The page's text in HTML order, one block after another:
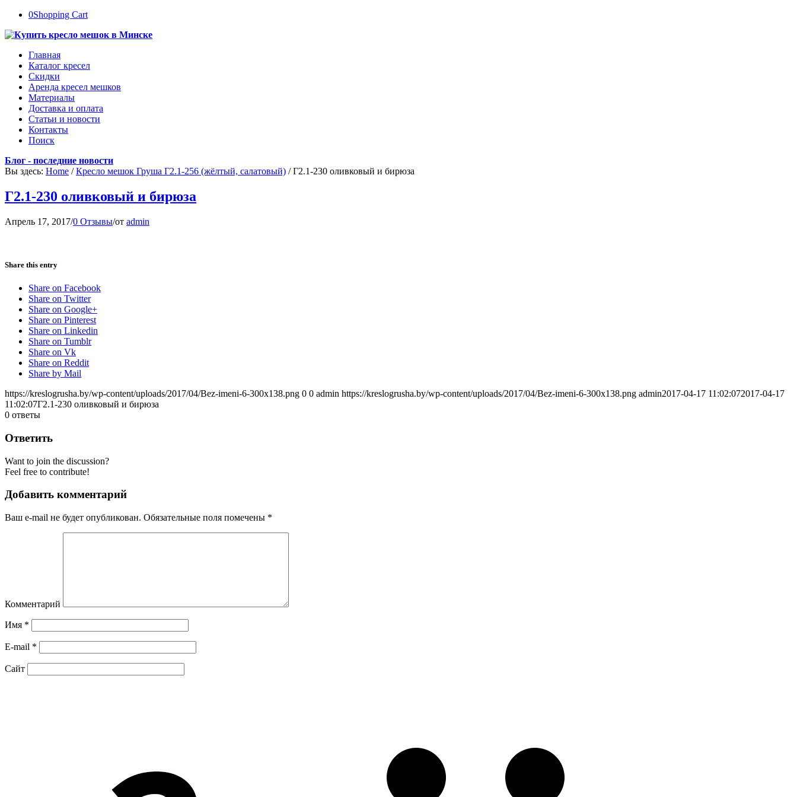
0Shopping Cart
Главная
Каталог кресел
Скидки
Аренда кресел мешков
Материалы
Доставка и оплата
Статьи и новости
Контакты
Поиск
Блог - последние новости
Вы здесь: Home / Кресло мешок Груша Г2.1-256 (жёлтый, салатовый) / Г2.1-230 оливковый и бирюза
Г2.1-230 оливковый и бирюза
Апрель 17, 2017/0 Отзывы/от admin
Share this entry
Share on Facebook
Share on Twitter
Share on Google+
Share on Pinterest
Share on Linkedin
Share on Tumblr
Share on Vk
Share on Reddit
Share by Mail
https://kreslogrusha.by/wp-content/uploads/2017/04/Bez-imeni-6-300x138.png 0 0 admin https://kreslogrusha.by/wp-content/uploads/2017/04/Bez-imeni-6-300x138.png admin2017-04-17 11:02:072017-04-17
11:02:07Г2.1-230 оливковый и бирюза
0 ответы
Ответить
Want to join the discussion?
Feel free to contribute!
Добавить комментарий
Ваш e-mail не будет опубликован. Обязательные поля помечены *
Комментарий
Имя *
E-mail *
Сайт